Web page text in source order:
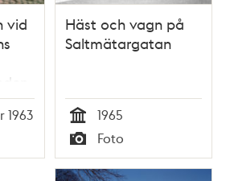
vid
1963
Häst och vagn på
Saltmätargatan
Tid
1965
Typ
Foto